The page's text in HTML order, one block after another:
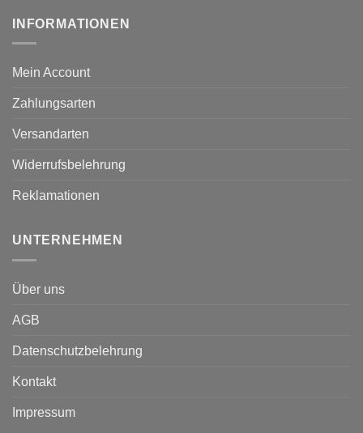
INFORMATIONEN
Mein Account
Zahlungsarten
Versandarten
Widerrufsbelehrung
Reklamationen
UNTERNEHMEN
Über uns
AGB
Datenschutzbelehrung
Kontakt
Impressum